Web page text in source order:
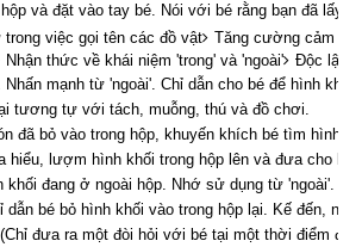
trong việc gọi tên các đồ vật
Tăng cường cảm
Nhận thức về khái niệm 'trong' và 'ngoài' Độc lập,
và đặt vào tay bé. Nói với bé rằng bạn đã lấy
Nhấn mạnh từ 'ngoài'. Chỉ dẫn cho bé để hình khối
tương tự với tách, muỗng, thú và đồ chơi.
đã bỏ vào trong hộp, khuyến khích bé tìm hình
hiểu, lượm hình khối trong hộp lên và đưa cho
khối đang ở ngoài hộp. Nhớ sử dụng từ 'ngoài'.
dẫn bé bỏ hình khối vào trong hộp lại. Kế đến, nói
đưa ra một đòi hỏi với bé tại một thời điểm để